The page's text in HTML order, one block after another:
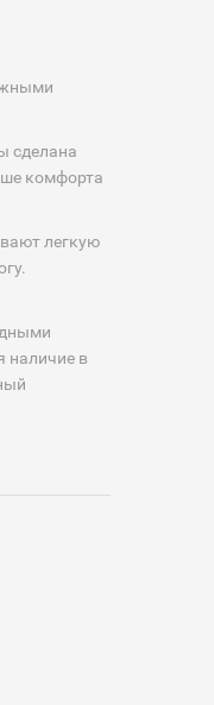
сделана
комфорта
легкую
наличие в